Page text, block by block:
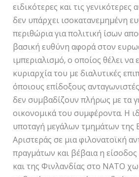
ειδικότερες και τις γενικότερες
δεν υπάρχει ισοκατανεμημένη
περιθώρια για πολιτική ίσων
βασική ευθύνη αφορά στον
ιμπεριαλισμό, ο οποίος θέλει να
κυριαρχία του με διαλυτικές
όποιους επίδοξους
δεν συμβαδίζουν πλήρως με τα
οικονομικά του συμφέροντα. Η
υποταγή μεγάλων τμημάτων της
Αριστεράς σε μια φιλονατοϊκή
πραγμάτων και βέβαια η
και της Φινλανδίας στο ΝΑΤΟ